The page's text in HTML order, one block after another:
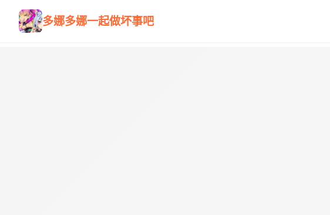
多娜多娜一起做坏事吧